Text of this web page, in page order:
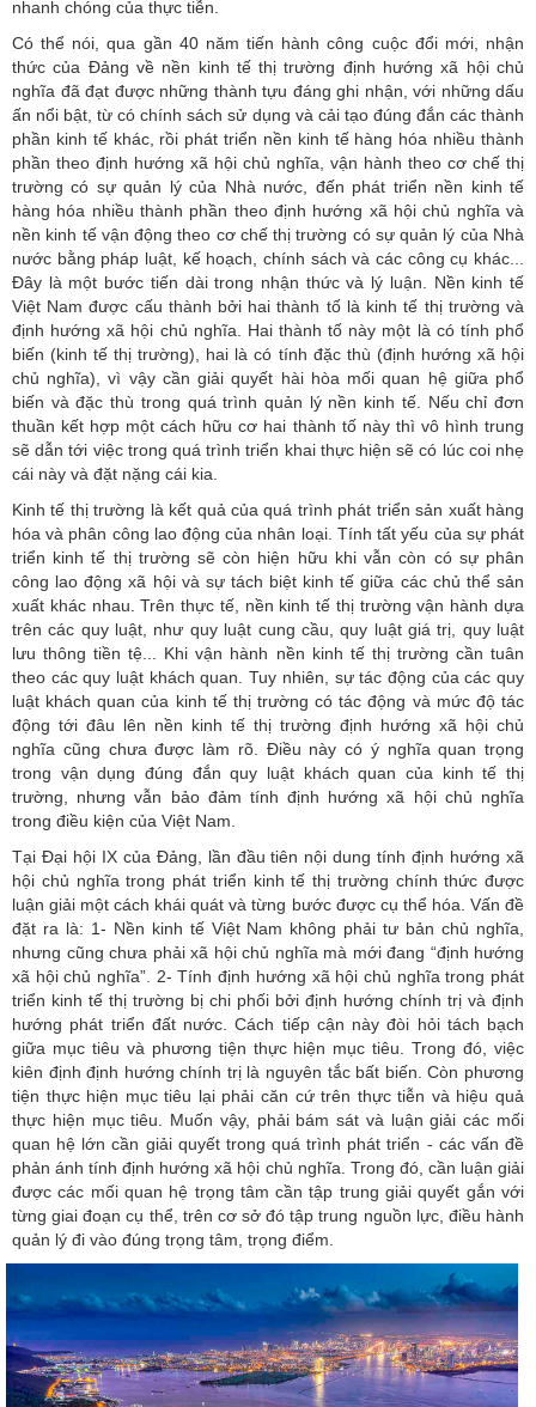
nhanh chóng của thực tiễn.
Có thể nói, qua gần 40 năm tiến hành công cuộc đổi mới, nhận
thức của Đảng về nền kinh tế thị trường định hướng xã hội chủ
nghĩa đã đạt được những thành tựu đáng ghi nhận, với những dấu
ấn nổi bật, từ có chính sách sử dụng và cải tạo đúng đắn các thành
phần kinh tế khác, rồi phát triển nền kinh tế hàng hóa nhiều thành
phần theo định hướng xã hội chủ nghĩa, vận hành theo cơ chế thị
trường có sự quản lý của Nhà nước, đến phát triển nền kinh tế
hàng hóa nhiều thành phần theo định hướng xã hội chủ nghĩa và
nền kinh tế vận động theo cơ chế thị trường có sự quản lý của Nhà
nước bằng pháp luật, kế hoạch, chính sách và các công cụ khác...
Đây là một bước tiến dài trong nhận thức và lý luận. Nền kinh tế
Việt Nam được cấu thành bởi hai thành tố là kinh tế thị trường và
định hướng xã hội chủ nghĩa. Hai thành tố này một là có tính phổ
biến (kinh tế thị trường), hai là có tính đặc thù (định hướng xã hội
chủ nghĩa), vì vậy cần giải quyết hài hòa mối quan hệ giữa phổ
biến và đặc thù trong quá trình quản lý nền kinh tế. Nếu chỉ đơn
thuần kết hợp một cách hữu cơ hai thành tố này thì vô hình trung
sẽ dẫn tới việc trong quá trình triển khai thực hiện sẽ có lúc coi nhẹ
cái này và đặt nặng cái kia.
Kinh tế thị trường là kết quả của quá trình phát triển sản xuất hàng
hóa và phân công lao động của nhân loại. Tính tất yếu của sự phát
triển kinh tế thị trường sẽ còn hiện hữu khi vẫn còn có sự phân
công lao động xã hội và sự tách biệt kinh tế giữa các chủ thể sản
xuất khác nhau. Trên thực tế, nền kinh tế thị trường vận hành dựa
trên các quy luật, như quy luật cung cầu, quy luật giá trị, quy luật
lưu thông tiền tệ... Khi vận hành nền kinh tế thị trường cần tuân
theo các quy luật khách quan. Tuy nhiên, sự tác động của các quy
luật khách quan của kinh tế thị trường có tác động và mức độ tác
động tới đâu lên nền kinh tế thị trường định hướng xã hội chủ
nghĩa cũng chưa được làm rõ. Điều này có ý nghĩa quan trọng
trong vận dụng đúng đắn quy luật khách quan của kinh tế thị
trường, nhưng vẫn bảo đảm tính định hướng xã hội chủ nghĩa
trong điều kiện của Việt Nam.
Tại Đại hội IX của Đảng, lần đầu tiên nội dung tính định hướng xã
hội chủ nghĩa trong phát triển kinh tế thị trường chính thức được
luận giải một cách khái quát và từng bước được cụ thể hóa. Vấn đề
đặt ra là: 1- Nền kinh tế Việt Nam không phải tư bản chủ nghĩa,
nhưng cũng chưa phải xã hội chủ nghĩa mà mới đang “định hướng
xã hội chủ nghĩa”. 2- Tính định hướng xã hội chủ nghĩa trong phát
triển kinh tế thị trường bị chi phối bởi định hướng chính trị và định
hướng phát triển đất nước. Cách tiếp cận này đòi hỏi tách bạch
giữa mục tiêu và phương tiện thực hiện mục tiêu. Trong đó, việc
kiên định định hướng chính trị là nguyên tắc bất biến. Còn phương
tiện thực hiện mục tiêu lại phải căn cứ trên thực tiễn và hiệu quả
thực hiện mục tiêu. Muốn vậy, phải bám sát và luận giải các mối
quan hệ lớn cần giải quyết trong quá trình phát triển - các vấn đề
phản ánh tính định hướng xã hội chủ nghĩa. Trong đó, cần luận giải
được các mối quan hệ trọng tâm cần tập trung giải quyết gắn với
từng giai đoạn cụ thể, trên cơ sở đó tập trung nguồn lực, điều hành
quản lý đi vào đúng trọng tâm, trọng điểm.